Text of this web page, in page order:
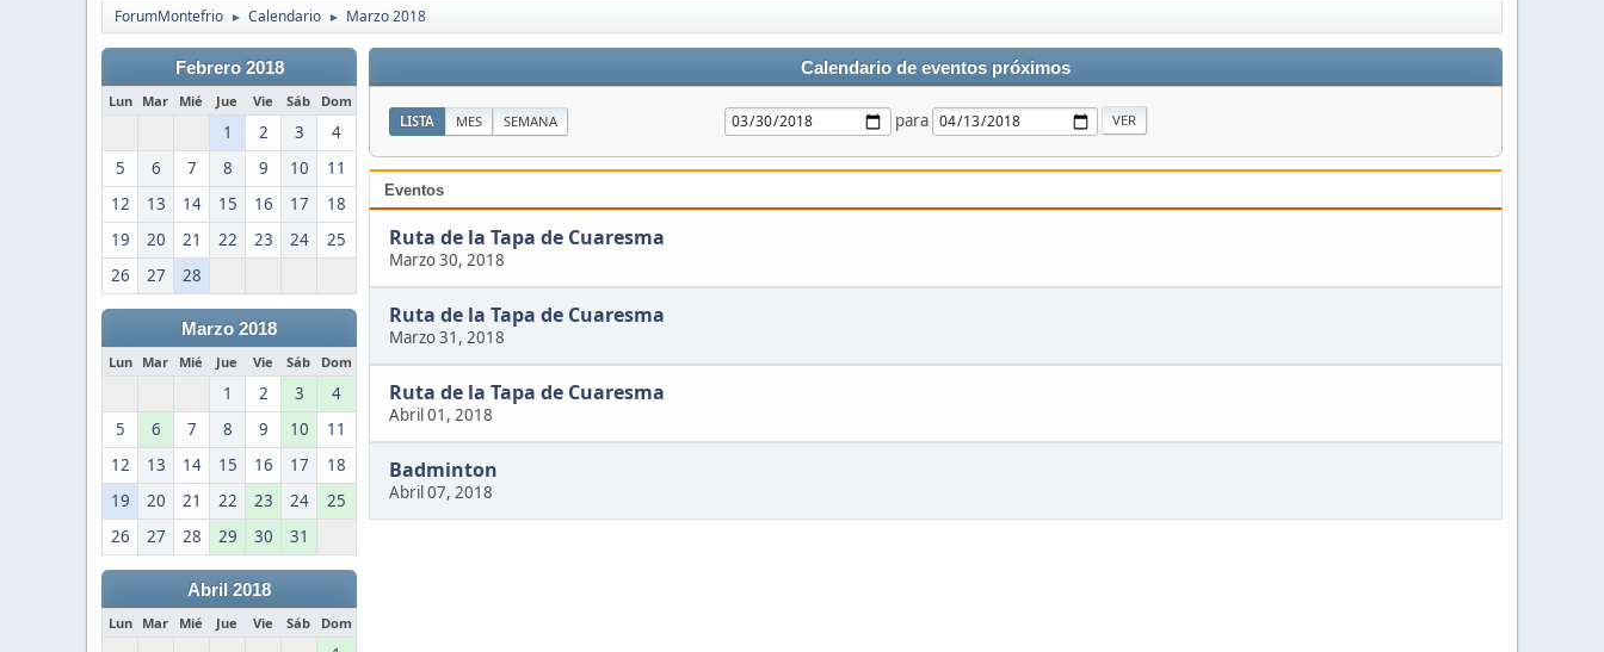
ForumMontefrio ► Calendario ► Marzo 2018
Febrero 2018
Lun Mar Mié Jue Vie Sáb Dom
1 2 3
4
5
6 7 8 9 10
11
12
13 14 15 16 17
18
19
20 21 22 23 24
25
26
27 28
Marzo 2018
Lun Mar Mié Jue Vie Sáb Dom
1 2 3
4
5
6 7 8 9 10
11
12
13 14 15 16 17
18
19
20 21 22 23 24
25
26
27 28 29 30 31
Abril 2018
Lun Mar Mié Jue Vie Sáb Dom
Calendario de eventos próximos
LISTA MES SEMANA para
Eventos
Ruta de la Tapa de Cuaresma
Marzo 30, 2018
Ruta de la Tapa de Cuaresma
Marzo 31, 2018
Ruta de la Tapa de Cuaresma
Abril 01, 2018
Badminton
Abril 07, 2018